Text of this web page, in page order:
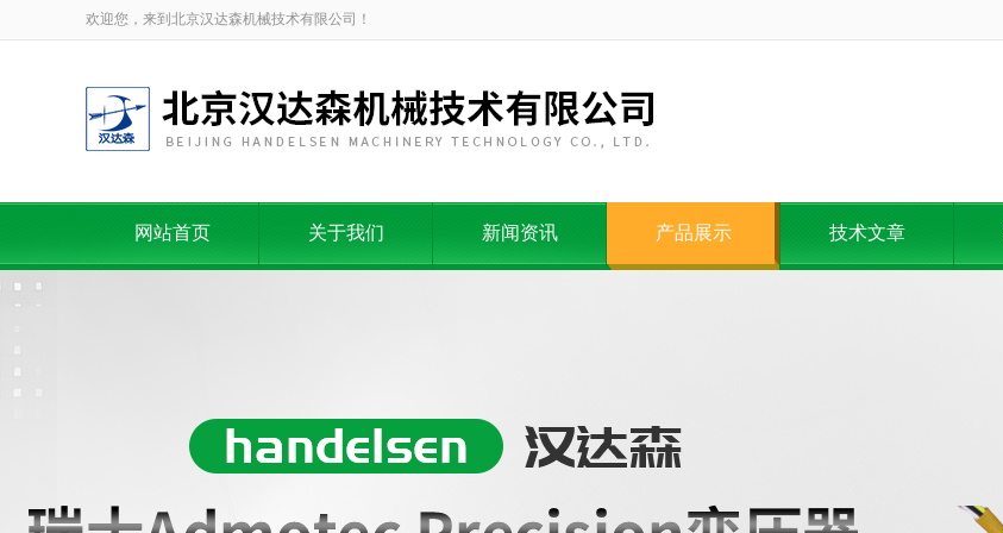
欢迎您，来到北京汉达森机械技术有限公司！
网站首页 关于我们 新闻资讯 产品展示 技术文章